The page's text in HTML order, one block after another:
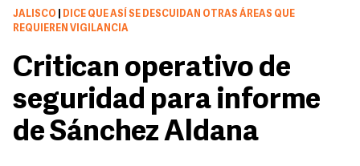
JALISCO
DICE QUE ASÍ SE DESCUIDAN OTRAS ÁREAS QUE
REQUIEREN VIGILANCIA
Critican operativo de
seguridad para informe
de Sánchez Aldana